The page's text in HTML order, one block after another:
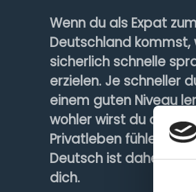
Wenn du als Expat
Deutschland kommst,
sicherlich schnelle
erzielen. Je schneller
einem guten Niveau
wohler wirst du dich
Privatleben fühlen.
Deutsch ist daher die
dich.